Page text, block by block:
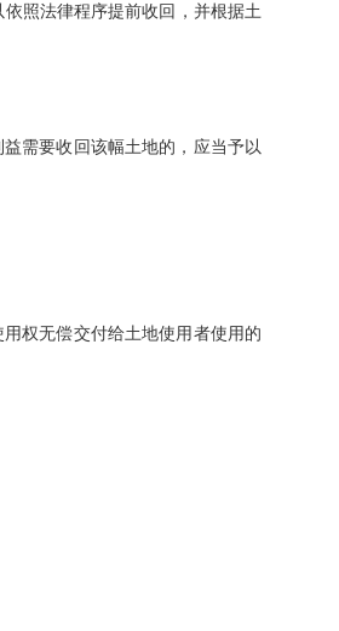
律程序提前收回，并根据土
益需要收回该幅土地的，应当予以
使用权无偿交付给土地使用者使用的